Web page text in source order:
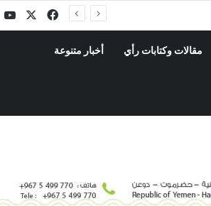
مقالات وكتابات رأي أخبار متنوعة